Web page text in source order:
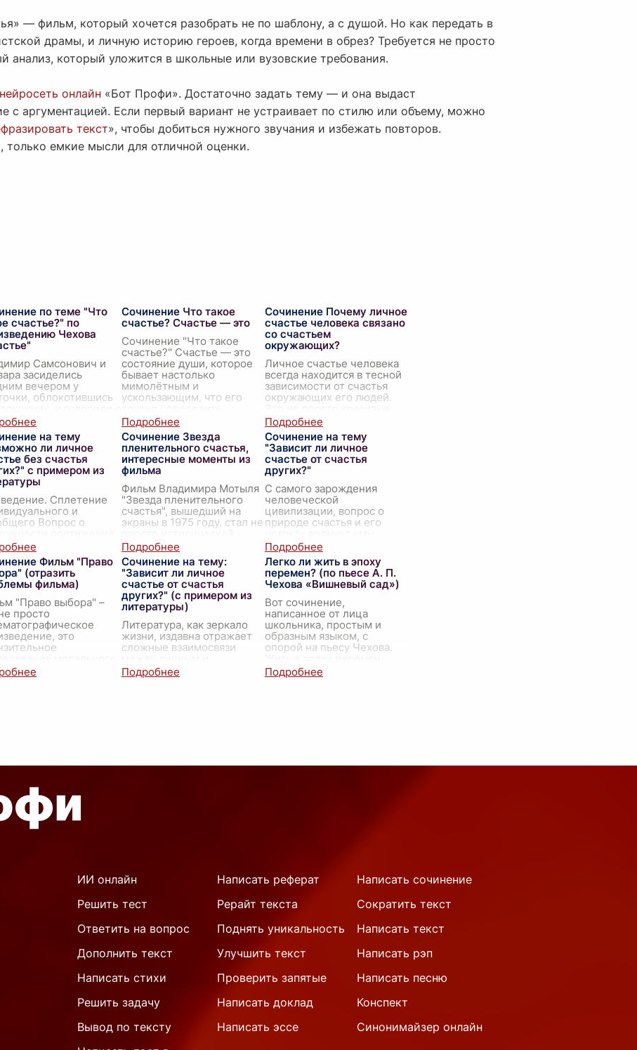
— фильм, который хочется разобрать не по шаблону, а с душой. Но как передать в
драмы, и личную историю героев, когда времени в обрез? Требуется не просто
анализ, который уложится в школьные или вузовские требования.
нейросеть онлайн «Бот Профи». Достаточно задать тему — и она выдаст
с аргументацией. Если первый вариант не устраивает по стилю или объему, можно
текст», чтобы добиться нужного звучания и избежать повторов.
только емкие мысли для отличной оценки.
по теме "Что
счастье?" по
Чехова
Самсонович и
засиделись
вечером у
облокотившись
Луна освещала
и высокие тополя,
шумевшие на ветру
Сочинение Что такое
счастье? Счастье — это
Сочинение "Что такое
счастье?" Счастье — это
состояние души, которое
бывает настолько
мимолётным и
ускользающим, что его
словами. Это когда солнце
светит чуть яр ...
Сочинение Почему личное
счастье человека связано
со счастьем
окружающих?
Личное счастье человека
всегда находится в тесной
зависимости от счастья
окружающих его людей.
слова или философская
концепция, это
проверенное жизнью
утверж...
на тему
ли личное
без счастья
с примером из
Сплетение
и
Вопрос о
счастья в отрыве
пронизывает
мысли,
Сочинение Звезда
пленительного счастья,
интересные моменты из
фильма
Фильм Владимира Мотыля
"Звезда пленительного
счастья", вышедший на
экраны в 1975 году, стал не
драмой, но настоящим
гимном любви,
самопожертвованию и
верности и...
Сочинение на тему
"Зависит ли личное
счастье от счастья
других?"
С самого зарождения
человеческой
цивилизации, вопрос о
природе счастья и его
философов, поэтов,
религиозных деятелей и
обычных людей. Каждый
пытается найти свой...
Фильм "Право
(отразить
фильма)
"Право выбора" –
просто
это
с которым
женщина,
Сочинение на тему:
"Зависит ли личное
счастье от счастья
других?" (с примером из
литературы)
Литература, как зеркало
жизни, издавна отражает
сложные взаимосвязи
общественным счастьем.
Она ставит вопросы о том,
Легко ли жить в эпоху
перемен? (по пьесе А. П.
Чехова «Вишневый сад»)
Вот сочинение,
написанное от лица
школьника, простым и
образным языком, с
опорой на пьесу Чехова.
Наверное, это самое
тяжелое время для
ИИ онлайн Написать реферат
Написать сочинение
Решить тест
Рерайт текста
Сократить текст
Ответить на вопрос
Поднять уникальность
Написать текст
Дополнить текст
Улучшить текст
Написать рэп
Написать стихи
Проверить запятые
Написать песню
Решить задачу
Написать доклад
Конспект
Вывод по тексту
Написать эссе
Синонимайзер онлайн